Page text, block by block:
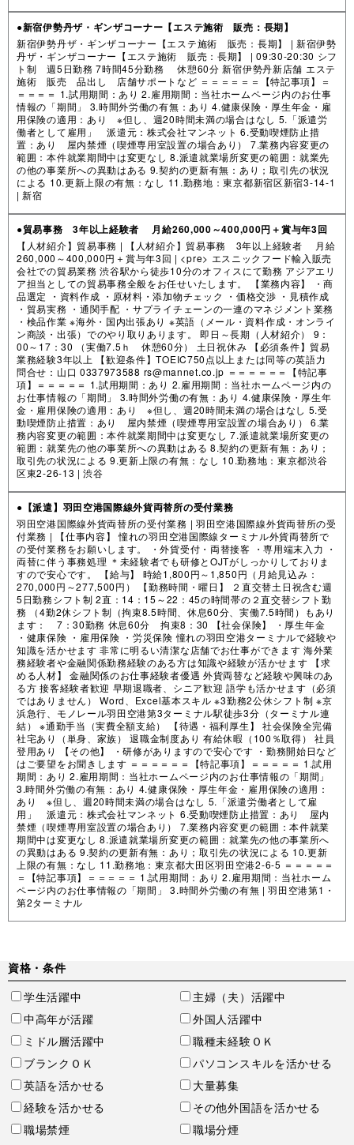
●新宿伊勢丹ザ・ギンザコーナー【エステ施術 販売：長期】
新宿伊勢丹ザ・ギンザコーナー【エステ施術 販売：長期】 | 新宿伊勢
丹ザ・ギンザコーナー【エステ施術 販売：長期】 | 09:30-20:30 シフ
ト制 週5日勤務 7時間45分勤務 休憩60分 新宿伊勢丹新店舗 エステ
施術 販売 品出し 店舗サポートなど ＝＝＝＝＝＝【特記事項】＝
＝＝＝＝ 1.試用期間：あり 2.雇用期間：当社ホームページ内のお仕事
情報の「期間」 3.時間外労働の有無：あり 4.健康保険・厚生年金・雇
用保険の適用：あり ※但し、週20時間未満の場合はなし 5.「派遣労
働者として雇用」 派遣元：株式会社マンネット 6.受動喫煙防止措
置：あり 屋内禁煙（喫煙専用室設置の場合あり） 7.業務内容変更の
範囲：本件就業期間中は変更なし 8.派遣就業場所変更の範囲：就業先
の他の事業所への異動はある 9.契約の更新有無：あり；取引先の状況
による 10.更新上限の有無：なし 11.勤務地：東京都新宿区新宿3-14-1
|新宿
●貿易事務 3年以上経験者 月給260,000～400,000円＋賞与年3回
【人材紹介】貿易事務 | 【人材紹介】貿易事務 3年以上経験者 月給
260,000～400,000円＋賞与年3回 | <pre> エスニックフード輸入販売
会社での貿易業務 渋谷駅から徒歩10分のオフィスにて勤務 アジアエリ
ア担当としての貿易事務全般をお任せいたします。 【業務内容】 ・商
品選定 ・資料作成 ・原材料・添加物チェック ・価格交渉 ・見積作成
・貿易実務 ・通関手配 ・サプライチェーンの一連のマネジメント業務
・検品作業 ※海外・国内出張あり ※英語（メール・資料作成・オンライ
ン商談・出張）でのやり取りあります。 即日～長期（人材紹介） 9：
00～17：30 （実働7.5ｈ 休憩60分） 土日祝休み 【必須条件】貿易
業務経験3年以上 【歓迎条件】TOEIC750点以上または同等の英語力
問合せ：山口 0337973588 rs@mannet.co.jp ＝＝＝＝＝＝【特記事
項】＝＝＝＝＝ 1.試用期間：あり 2.雇用期間：当社ホームページ内の
お仕事情報の「期間」 3.時間外労働の有無：あり 4.健康保険・厚生年
金・雇用保険の適用：あり ※但し、週20時間未満の場合はなし 5.受
動喫煙防止措置：あり 屋内禁煙（喫煙専用室設置の場合あり） 6.業
務内容変更の範囲：本件就業期間中は変更なし 7.派遣就業場所変更の
範囲：就業先の他の事業所への異動はある 8.契約の更新有無：あり；
取引先の状況による 9.更新上限の有無：なし 10.勤務地：東京都渋谷
区東2-26-13 |渋谷
●【派遣】羽田空港国際線外貨両替所の受付業務
羽田空港国際線外貨両替所の受付業務 | 羽田空港国際線外貨両替所の受
付業務 | 【仕事内容】 憧れの羽田空港国際線ターミナル外貨両替所で
の受付業務をお願いします。 ・外貨受付・両替接客 ・専用端末入力 ・
両替に伴う事務処理 ＊未経験者でも研修とOJTがしっかりしておりま
すので安心です。 【給与】 時給1,800円～1,850円（月給見込み：
270,000円～277,500円） 【勤務時間・曜日】 ２直交替土日祝含む週
5日勤務シフト制 2直：14：15～22：45の時間帯の２直交替シフト勤
務 （4勤2休シフト制（拘束8.5時間、休息60分、実働7.5時間）もあり
ます： 7：30勤務 休息60分 拘束8：30 【社会保険】 ・厚生年金
・健康保険 ・雇用保険 ・労災保険 憧れの羽田空港ターミナルで経験や
知識を活かせます 非常に明るい清潔な店舗でお仕事ができます 海外業
務経験者や金融関係勤務経験のある方は知識や経験が活かせます 【求
める人材】 金融関係のお仕事経験者優遇 外貨両替など経験や興味のあ
る方 接客経験者歓迎 早期退職者、シニア歓迎 語学も活かせます（必須
ではありません） Word、Excel基本スキル ※3勤務2公休シフト制 ※京
浜急行、モノレール羽田空港第3ターミナル駅徒歩3分（ターミナル連
結） ※通勤手当（実費全額支給） 【待遇・福利厚生】 社会保険全完備
社宅あり（単身、家族） 退職金制度あり 有給休暇（100％取得） 社員
登用あり 【その他】 ・研修がありますので安心です ・勤務開始日など
はご要望をお聞きします ＝＝＝＝＝＝【特記事項】＝＝＝＝＝ 1.試用
期間：あり 2.雇用期間：当社ホームページ内のお仕事情報の「期間」
3.時間外労働の有無：あり 4.健康保険・厚生年金・雇用保険の適用：
あり ※但し、週20時間未満の場合はなし 5.「派遣労働者として雇
用」 派遣元：株式会社マンネット 6.受動喫煙防止措置：あり 屋内
禁煙（喫煙専用室設置の場合あり） 7.業務内容変更の範囲：本件就業
期間中は変更なし 8.派遣就業場所変更の範囲：就業先の他の事業所へ
の異動はある 9.契約の更新有無：あり；取引先の状況による 10.更新
上限の有無：なし 11.勤務地：東京都大田区羽田空港2-6-5 ＝＝＝＝＝
＝【特記事項】＝＝＝＝＝ 1.試用期間：あり 2.雇用期間：当社ホーム
ページ内のお仕事情報の「期間」 3.時間外労働の有無 |羽田空港第1・
第2ターミナル
資格・条件
学生活躍中
主婦（夫）活躍中
中高年が活躍
外国人活躍中
ミドル層活躍中
職種未経験ＯＫ
ブランクＯＫ
パソコンスキルを活かせる
英語を活かせる
大量募集
経験を活かせる
その他外国語を活かせる
職場禁煙
職場分煙